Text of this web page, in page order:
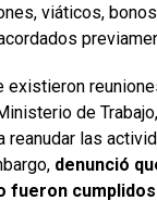
viáticos,
existieron
de
reanudar las
denunció
fueron